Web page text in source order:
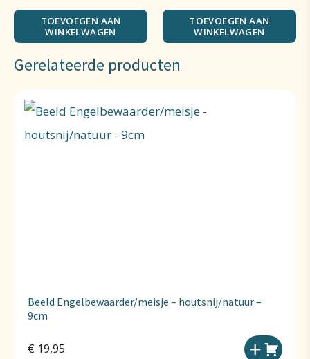
TOEVOEGEN AAN
WINKELWAGEN
TOEVOEGEN AAN
WINKELWAGEN
Gerelateerde producten
Beeld Engelbewaarder/meisje – houtsnij/natuur –
9cm
€ 19,95